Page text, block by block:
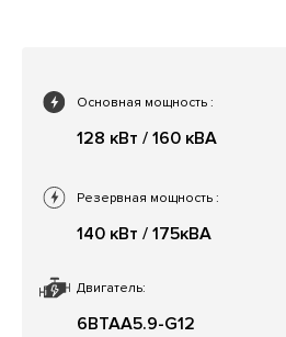
Основная мощность :
128 кВт / 160 кВА
Двигатель:
6BTAA5.9-G12
Резервная мощность :
140 кВт / 175кВА